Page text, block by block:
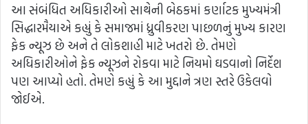
આ સંબંધિત અધિકારીઓ સાથેની બેઠકમાં કર્ણાટક મુખ્યમંત્રી
સિદ્ધારમૈયાએ કહ્યું કે સમાજમાં ધ્રુવીકરણ પાછળનું મુખ્ય કારણ
ફેક ન્યૂઝ છે અને તે લોકશાહી માટે ખતરો છે. તેમણે
અધિકારીઓને ફેક ન્યૂઝને રોકવા માટે નિયમો ઘડવાનો નિર્દેશ
પણ આપ્યો હતો. તેમણે કહ્યું કે આ મુદ્દાને ત્રણ સ્તરે ઉકેલવો
જોઈએ.